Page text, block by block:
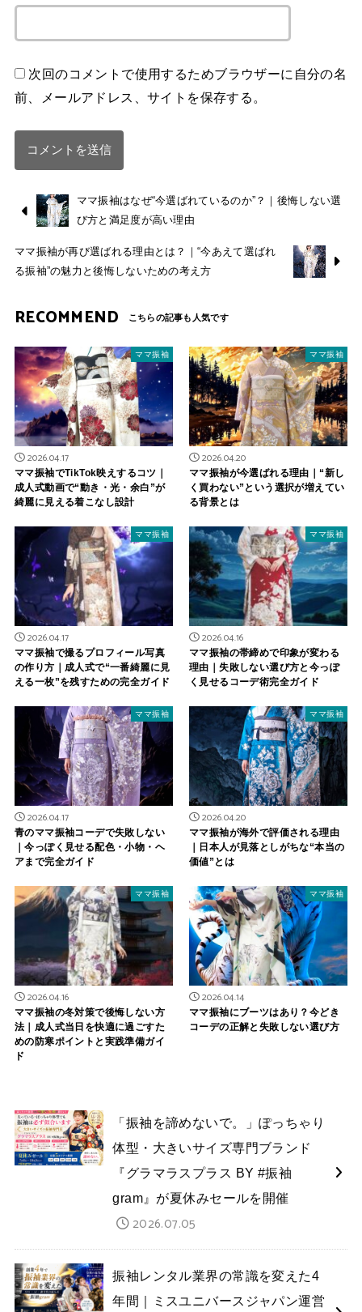
次回のコメントで使用するためブラウザーに自分の名
前、メールアドレス、サイトを保存する。
ママ振袖はなぜ“今選ばれているのか”？｜後悔しない選
び方と満足度が高い理由
ママ振袖が再び選ばれる理由とは？｜“今あえて選ばれ
る振袖”の魅力と後悔しないための考え方
RECOMMEND
ママ振袖
2026.04.17
ママ振袖でTikTok映えするコツ｜
成人式動画で“動き・光・余白”が
綺麗に見える着こなし設計
ママ振袖
2026.04.20
ママ振袖が今選ばれる理由｜“新し
く買わない”という選択が増えてい
る背景とは
ママ振袖
2026.04.17
ママ振袖で撮るプロフィール写真
の作り方｜成人式で“一番綺麗に見
える一枚”を残すための完全ガイド
ママ振袖
2026.04.16
ママ振袖の帯締めで印象が変わる
理由｜失敗しない選び方と今っぽ
く見せるコーデ術完全ガイド
ママ振袖
2026.04.17
青のママ振袖コーデで失敗しない
｜今っぽく見せる配色・小物・ヘ
アまで完全ガイド
ママ振袖
2026.04.20
ママ振袖が海外で評価される理由
｜日本人が見落としがちな“本当の
価値”とは
ママ振袖
2026.04.16
ママ振袖の冬対策で後悔しない方
法｜成人式当日を快適に過ごすた
めの防寒ポイントと実践準備ガイ
ド
ママ振袖
2026.04.14
ママ振袖にブーツはあり？今どき
コーデの正解と失敗しない選び方
「振袖を諦めないで。」ぽっちゃり
体型・大きいサイズ専門ブランド
『グラマラスプラス BY #振袖
gram』が夏休みセールを開催
2026.07.05
振袖レンタル業界の常識を変えた4
年間｜ミスユニバースジャパン運営